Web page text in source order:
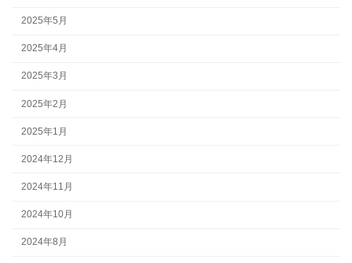
2025年5月
2025年4月
2025年3月
2025年2月
2025年1月
2024年12月
2024年11月
2024年10月
2024年8月